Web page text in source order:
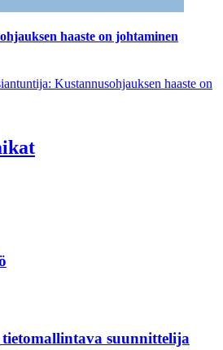
haaste on johtaminen
Kustannusohjauksen haaste on
suunnittelija